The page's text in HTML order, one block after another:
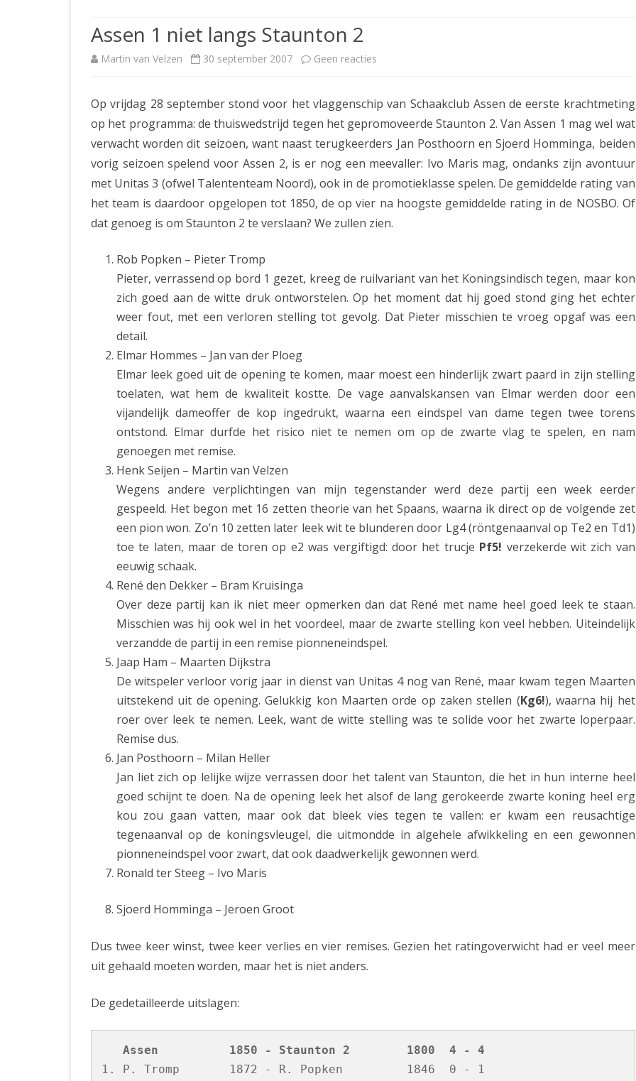
2025-2026
KNSB-RATINGLIJST
ERELIJST SENIOREN
SNELSCHAAKKAMPIOENSCHAP
JEUGD 2025-2026
SPEELSCHEMA JEUGD
KNSB-JEUGDRATINGLIJST
NEDERLANDSE
JUBILEUMVIERKAMPEN UITSLAGENNOSBO-COMPETITIE
INTERNE COMPETITIES
Assen 1 niet langs Staunton 2
Martin van Velzen 30 september 2007 Geen reacties
A
s
e
n
i
a
g
t
a
u
t
o
2
Op vrijdag 28 september stond voor het vlaggenschip van Schaakclub Assen de eerste krachtmeting
op het programma: de thuiswedstrijd tegen het gepromoveerde Staunton 2. Van Assen 1 mag wel wat
verwacht worden dit seizoen, want naast terugkeerders Jan Posthoorn en Sjoerd Homminga, beiden
vorig seizoen spelend voor Assen 2, is er nog een meevaller: Ivo Maris mag, ondanks zijn avontuur
met Unitas 3 (ofwel Talententeam Noord), ook in de promotieklasse spelen. De gemiddelde rating van
het team is daardoor opgelopen tot 1850, de op vier na hoogste gemiddelde rating in de NOSBO. Of
dat genoeg is om Staunton 2 te verslaan? We zullen zien.
Rob Popken – Pieter Tromp
Pieter, verrassend op bord 1 gezet, kreeg de ruilvariant van het Koningsindisch tegen, maar kon
zich goed aan de witte druk ontworstelen. Op het moment dat hij goed stond ging het echter
weer fout, met een verloren stelling tot gevolg. Dat Pieter misschien te vroeg opgaf was een
detail.
Elmar Hommes – Jan van der Ploeg
Elmar leek goed uit de opening te komen, maar moest een hinderlijk zwart paard in zijn stelling
toelaten, wat hem de kwaliteit kostte. De vage aanvalskansen van Elmar werden door een
vijandelijk dameoffer de kop ingedrukt, waarna een eindspel van dame tegen twee torens
ontstond. Elmar durfde het risico niet te nemen om op de zwarte vlag te spelen, en nam
genoegen met remise.
Henk Seijen – Martin van Velzen
Wegens andere verplichtingen van mijn tegenstander werd deze partij een week eerder
gespeeld. Het begon met 16 zetten theorie van het Spaans, waarna ik direct op de volgende zet
een pion won. Zo’n 10 zetten later leek wit te blunderen door Lg4 (röntgenaanval op Te2 en Td1)
toe te laten, maar de toren op e2 was vergiftigd: door het trucje Pf5! verzekerde wit zich van
eeuwig schaak.
René den Dekker – Bram Kruisinga
Over deze partij kan ik niet meer opmerken dan dat René met name heel goed leek te staan.
Misschien was hij ook wel in het voordeel, maar de zwarte stelling kon veel hebben. Uiteindelijk
verzandde de partij in een remise pionneneindspel.
Jaap Ham – Maarten Dijkstra
De witspeler verloor vorig jaar in dienst van Unitas 4 nog van René, maar kwam tegen Maarten
uitstekend uit de opening. Gelukkig kon Maarten orde op zaken stellen (Kg6!), waarna hij het
roer over leek te nemen. Leek, want de witte stelling was te solide voor het zwarte loperpaar.
Remise dus.
Jan Posthoorn – Milan Heller
Jan liet zich op lelijke wijze verrassen door het talent van Staunton, die het in hun interne heel
goed schijnt te doen. Na de opening leek het alsof de lang gerokeerde zwarte koning heel erg
kou zou gaan vatten, maar ook dat bleek vies tegen te vallen: er kwam een reusachtige
tegenaanval op de koningsvleugel, die uitmondde in algehele afwikkeling en een gewonnen
pionneneindspel voor zwart, dat ook daadwerkelijk gewonnen werd.
Ronald ter Steeg – Ivo Maris
Sjoerd Homminga – Jeroen Groot
Dus twee keer winst, twee keer verlies en vier remises. Gezien het ratingoverwicht had er veel meer
uit gehaald moeten worden, maar het is niet anders.
De gedetailleerde uitslagen:
   Assen          1850 - Staunton 2        1800  4 - 4
1. P. Tromp       1872 - R. Popken         1846  0 - 1